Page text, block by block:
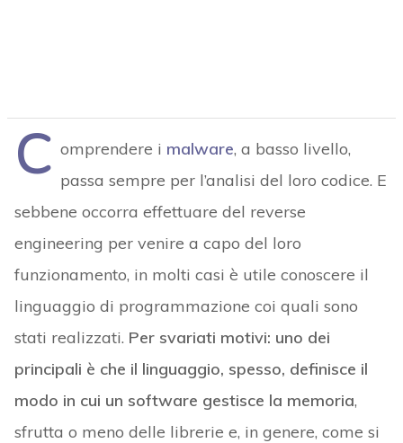
C omprendere i malware, a basso livello,
passa sempre per l’analisi del loro codice. E
sebbene occorra effettuare del reverse
engineering per venire a capo del loro
funzionamento, in molti casi è utile conoscere il
linguaggio di programmazione coi quali sono
stati realizzati. Per svariati motivi: uno dei
principali è che il linguaggio, spesso, definisce il
modo in cui un software gestisce la memoria,
sfrutta o meno delle librerie e, in genere, come si